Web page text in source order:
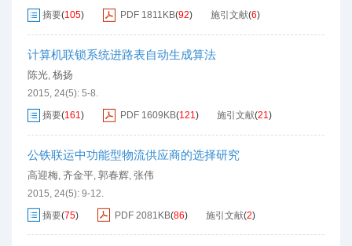
摘要(105) PDF 1811KB(92) 施引文献(6)
计算机联锁系统进路表自动生成算法
陈光, 杨扬
2015, 24(5): 5-8.
摘要(161) PDF 1609KB(121) 施引文献(21)
公铁联运中功能型物流供应商的选择研究
高迎梅 齐金平 郭春辉 张伟
2015, 24(5): 9-12.
摘要(75) PDF 2081KB(86) 施引文献(2)